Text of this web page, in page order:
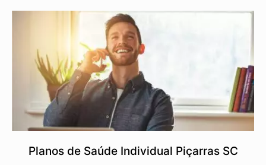
Planos de Saúde Individual Piçarras SC